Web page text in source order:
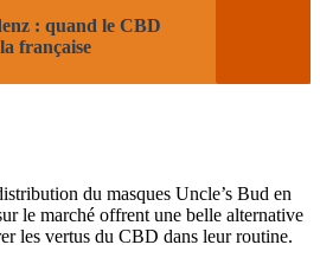
: quand le CBD
française
du masques Uncle’s Bud en
le marché offrent une belle alternative
les vertus du CBD dans leur routine.